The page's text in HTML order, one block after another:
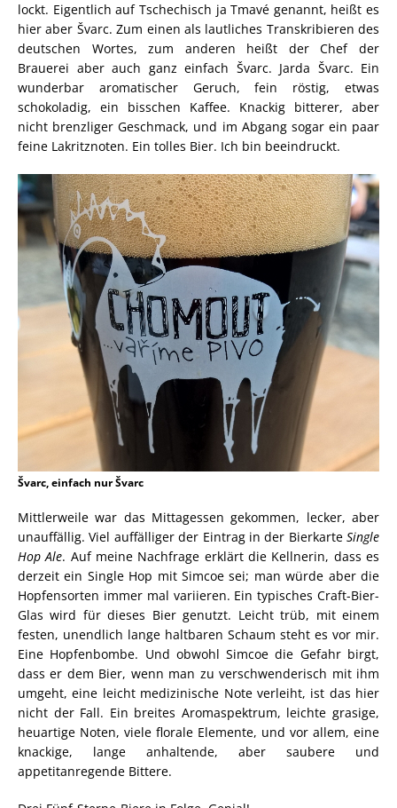
lockt. Eigentlich auf Tschechisch ja Tmavé genannt, heißt es
hier aber Švarc. Zum einen als lautliches Transkribieren des
deutschen Wortes, zum anderen heißt der Chef der
Brauerei aber auch ganz einfach Švarc. Jarda Švarc. Ein
wunderbar aromatischer Geruch, fein röstig, etwas
schokoladig, ein bisschen Kaffee. Knackig bitterer, aber
nicht brenzliger Geschmack, und im Abgang sogar ein paar
feine Lakritznoten. Ein tolles Bier. Ich bin beeindruckt.
Švarc, einfach nur Švarc
Mittlerweile war das Mittagessen gekommen, lecker, aber
unauffällig. Viel auffälliger der Eintrag in der Bierkarte Single
Hop Ale. Auf meine Nachfrage erklärt die Kellnerin, dass es
derzeit ein Single Hop mit Simcoe sei; man würde aber die
Hopfensorten immer mal variieren. Ein typisches Craft-Bier-
Glas wird für dieses Bier genutzt. Leicht trüb, mit einem
festen, unendlich lange haltbaren Schaum steht es vor mir.
Eine Hopfenbombe. Und obwohl Simcoe die Gefahr birgt,
dass er dem Bier, wenn man zu verschwenderisch mit ihm
umgeht, eine leicht medizinische Note verleiht, ist das hier
nicht der Fall. Ein breites Aromaspektrum, leichte grasige,
heuartige Noten, viele florale Elemente, und vor allem, eine
knackige, lange anhaltende, aber saubere und
appetitanregende Bittere.